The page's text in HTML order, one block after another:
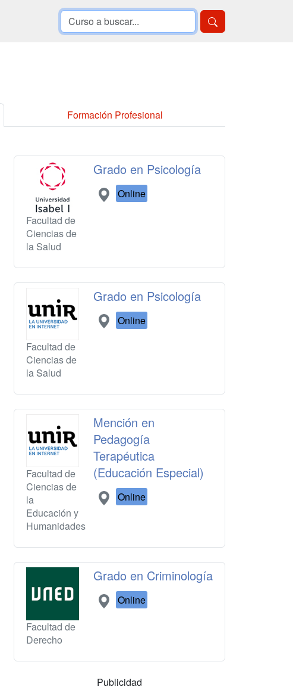
Formación Profesional
Facultad de
Ciencias de
la Salud
Grado en Psicología
Online
Facultad de
Ciencias de
la Salud
Grado en Psicología
Online
Facultad de
Ciencias de
la
Educación y
Humanidades
Mención en
Pedagogía
Terapéutica
(Educación Especial)
Online
Facultad de
Derecho
Grado en Criminología
Online
Publicidad